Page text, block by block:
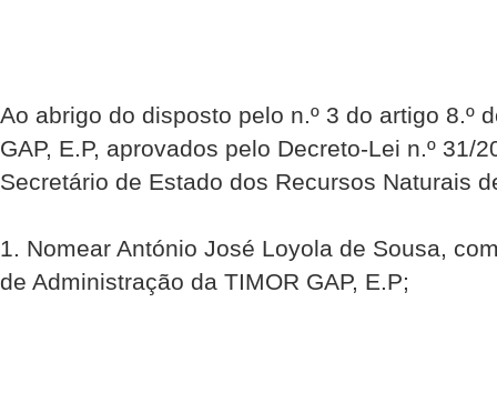
Ao abrigo do disposto pelo n.º 3 do artigo 8.º
GAP, E.P, aprovados pelo Decreto-Lei n.º 31/
Secretário de Estado dos Recursos Naturais
1. Nomear António José Loyola de Sousa,
de Administração da TIMOR GAP, E.P;